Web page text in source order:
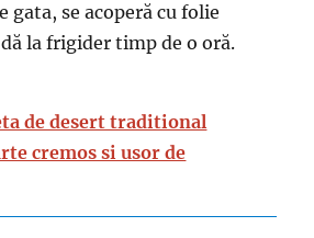
gata, se acoperă cu folie
la frigider timp de o oră.
de desert traditional
cremos si usor de